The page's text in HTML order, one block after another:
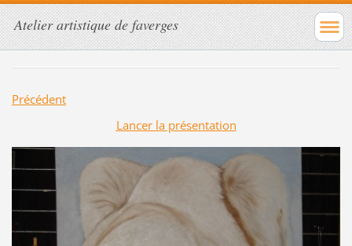
Atelier artistique de faverges
Précédent
Lancer la présentation